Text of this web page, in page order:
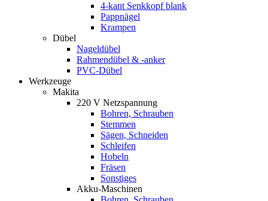
4-kant Senkkopf blank
Pappnägel
Krampen
Dübel
Nageldübel
Rahmendübel & -anker
PVC-Dübel
Werkzeuge
Makita
220 V Netzspannung
Bohren, Schrauben
Stemmen
Sägen, Schneiden
Schleifen
Hobeln
Fräsen
Sonstiges
Akku-Maschinen